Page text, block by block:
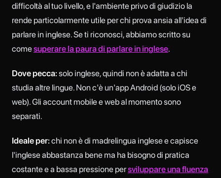
difficoltà al tuo livello, e l'ambiente privo di giudizio la
rende particolarmente utile per chi prova ansia all'idea di
parlare in inglese. Se ti riconosci, abbiamo scritto su
comesuperare la paura di parlare in inglese.
Dove pecca: solo inglese, quindi non è adatta a chi
studia altre lingue. Non c'è un'app Android (solo iOS e
web). Gli account mobile e web al momento sono
separati.
Ideale per: chi non è di madrelingua inglese e capisce
l'inglese abbastanza bene ma ha bisogno di pratica
costante e a bassa pressione persviluppare una fluenza